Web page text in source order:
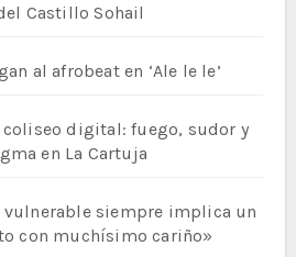
Castillo Sohail
al afrobeat en ‘Ale le le’
coliseo digital: fuego, sudor y
en La Cartuja
vulnerable siempre implica un
con muchísimo cariño»